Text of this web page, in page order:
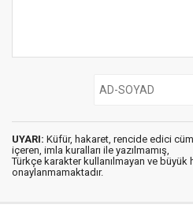
UYARI: Küfür, hakaret, rencide edici
içeren, imla kuralları ile yazılmamış,
Türkçe karakter kullanılmayan ve büyük
onaylanmamaktadır.